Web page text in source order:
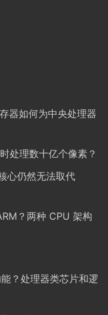
器如何为中央处理器
处理数十亿个像素？
心仍然无法取代
？两种 CPU 架构
？处理器类芯片和逻